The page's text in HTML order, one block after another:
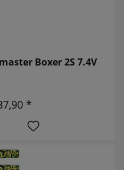
Boxer 2S 7.4V
*